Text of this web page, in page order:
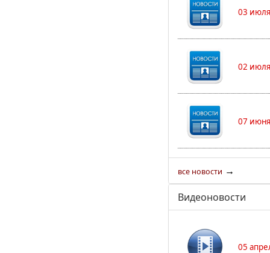
03
02
07
все новости →
Видеоновости
05